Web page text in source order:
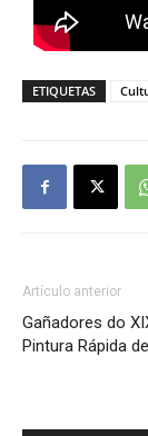
ETIQUETAS
Artículo anterior
Gañadores do
Pintura Rápida